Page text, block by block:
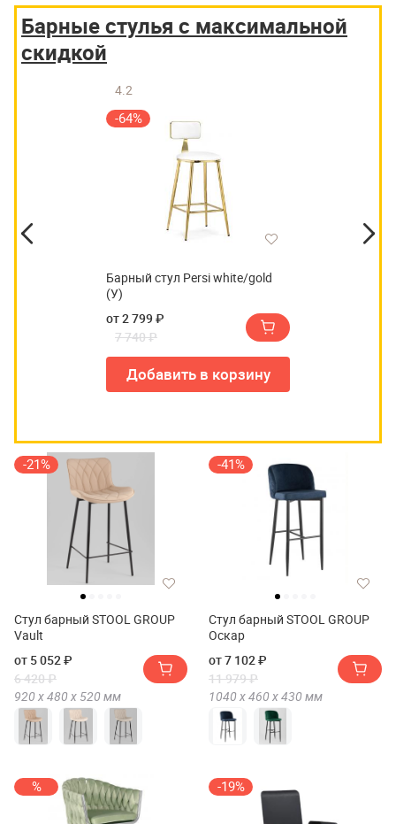
Барные стулья с максимальной
скидкой
4.2
-64%
Барный стул Persi white/gold
(У)
от 2 799 ₽
7 740 ₽
Добавить в корзину
-21%
Стул барный STOOL GROUP
Vault
от 5 052 ₽
6 420 ₽
920 х480 х 520 мм
-41%
Стул барный STOOL GROUP
Оскар
от 7 102 ₽
11 979 ₽
1040 х460 х430 мм
% -19%